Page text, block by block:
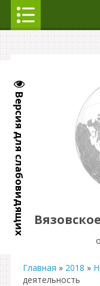
Версия для слабовидящих
Главная » 2018 »
деятельность